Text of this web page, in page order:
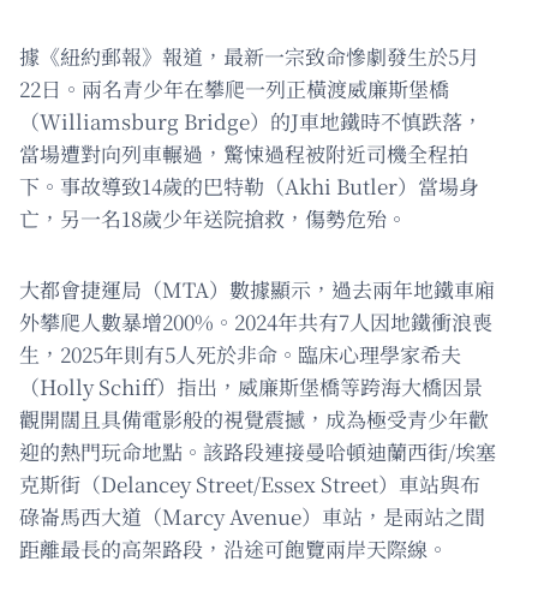
據《紐約郵報》報道，最新一宗致命慘劇發生於5月
22日。兩名青少年在攀爬一列正橫渡威廉斯堡橋
（Williamsburg Bridge）的J車地鐵時不慎跌落，
當場遭對向列車輾過，驚悚過程被附近司機全程拍
下。事故導致14歲的巴特勒（Akhi Butler）當場身
亡，另一名18歲少年送院搶救，傷勢危殆。
大都會捷運局（MTA）數據顯示，過去兩年地鐵車廂
外攀爬人數暴增200%。2024年共有7人因地鐵衝浪喪
生，2025年則有5人死於非命。臨床心理學家希夫
（Holly Schiff）指出，威廉斯堡橋等跨海大橋因景
觀開闊且具備電影般的視覺震撼，成為極受青少年歡
迎的熱門玩命地點。該路段連接曼哈頓迪蘭西街/埃塞
克斯街（Delancey Street/Essex Street）車站與布
碌崙馬西大道（Marcy Avenue）車站，是兩站之間
距離最長的高架路段，沿途可飽覽兩岸天際線。